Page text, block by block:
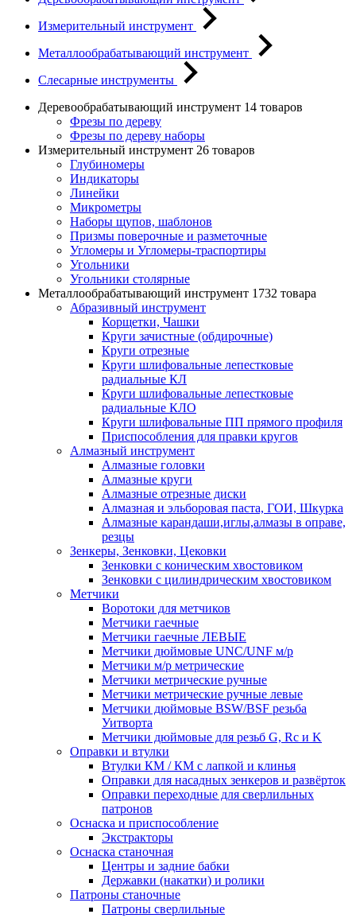
Измерительный инструмент
Металлообрабатывающий инструмент
Слесарные инструменты
Деревообрабатывающий инструмент 14 товаров
Фрезы по дереву
Фрезы по дереву наборы
Измерительный инструмент 26 товаров
Глубиномеры
Индикаторы
Линейки
Микрометры
Наборы щупов, шаблонов
Призмы поверочные и разметочные
Угломеры и Угломеры-траспортиры
Угольники
Угольники столярные
Металлообрабатывающий инструмент 1732 товара
Абразивный инструмент
Корщетки, Чашки
Круги зачистные (обдирочные)
Круги отрезные
Круги шлифовальные лепестковые
радиальные КЛ
Круги шлифовальные лепестковые
радиальные КЛО
Круги шлифовальные ПП прямого профиля
Приспособления для правки кругов
Алмазный инструмент
Алмазные головки
Алмазные круги
Алмазные отрезные диски
Алмазная и эльборовая паста, ГОИ, Шкурка
Алмазные карандаши,иглы,алмазы в оправе,
резцы
Зенкеры, Зенковки, Цековки
Зенковки с коническим хвостовиком
Зенковки с цилиндрическим хвостовиком
Метчики
Воротоки для метчиков
Метчики гаечные
Метчики гаечные ЛЕВЫЕ
Метчики дюймовые UNC/UNF м/р
Метчики м/р метрические
Метчики метрические ручные
Метчики метрические ручные левые
Метчики дюймовые BSW/BSF резьба
Уитворта
Метчики дюймовые для резьб G, Rc и K
Оправки и втулки
Втулки КМ / КМ с лапкой и клинья
Оправки для насадных зенкеров и развёрток
Оправки переходные для сверлильных
патронов
Оснаска и приспособление
Экстракторы
Оснаска станочная
Центры и задние бабки
Державки (накатки) и ролики
Патроны станочные
Патроны сверлильные